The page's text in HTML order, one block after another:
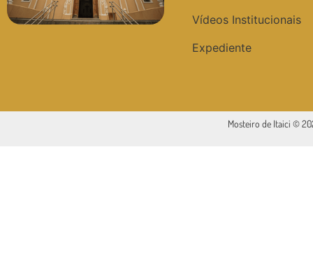
Vídeos Institucionais
Expediente
Mosteiro de Itaici ©